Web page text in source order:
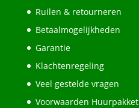
Ruilen & retourneren
Betaalmogelijkheden
Garantie
Klachtenregeling
Veel gestelde vragen
Voorwaarden Huurpakket